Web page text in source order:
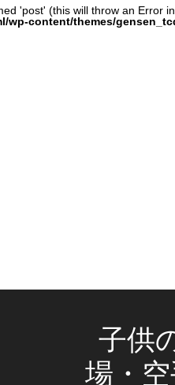
'post' (this will throw an Error
wp-content/themes/
子供
場・